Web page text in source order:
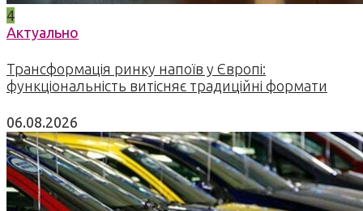
4
Актуально
Трансформація ринку напоїв у Європі:
функціональність витісняє традиційні формати
06.08.2026